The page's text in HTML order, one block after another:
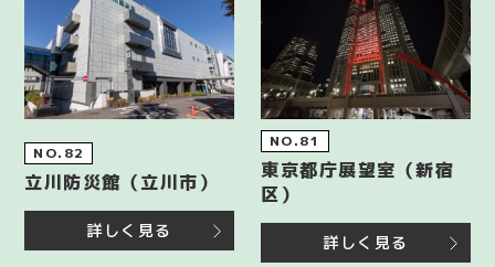
NO.82
立川防災館（立川市）
詳しく見る
NO.81
東京都庁展望室（新宿
区）
詳しく見る